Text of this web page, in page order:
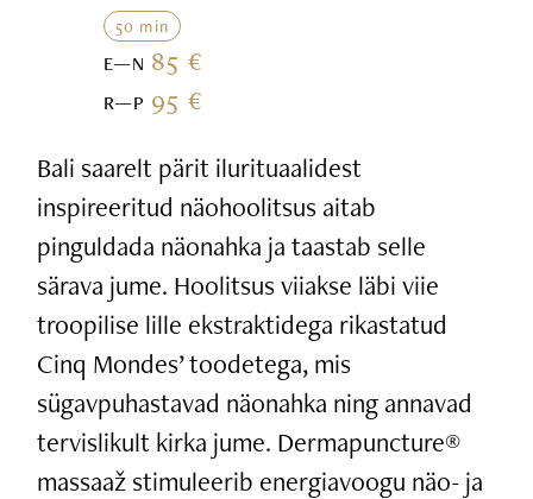
50 min
E—N 85 €
R—P 95 €
Bali saarelt pärit ilurituaalidest
inspireeritud näohoolitsus aitab
pinguldada näonahka ja taastab selle
särava jume. Hoolitsus viiakse läbi viie
troopilise lille ekstraktidega rikastatud
Cinq Mondes’ toodetega, mis
sügavpuhastavad näonahka ning annavad
tervislikult kirka jume. Dermapuncture®
massaaž stimuleerib energiavoogu näo- ja